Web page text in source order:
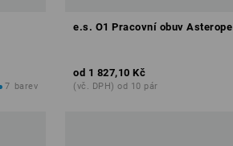
7 barev
e.s. O1 Pracovní obuv Asterope
od 1 827,10 Kč
(vč. DPH) od 10 pár